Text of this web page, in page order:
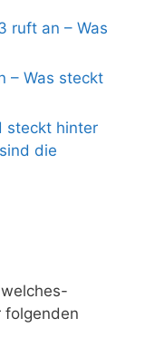
ruft an – Was
– Was steckt
steckt hinter
die
folgenden